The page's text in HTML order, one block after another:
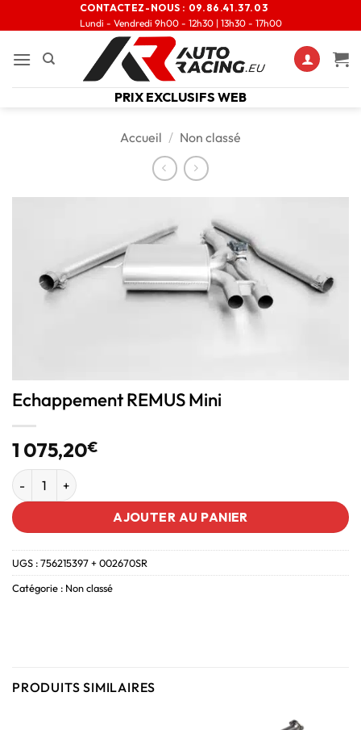
CONTACTEZ-NOUS : 09.86.41.37.03
Lundi - Vendredi 9h00 - 12h30 | 13h30 - 17h00
PRIX EXCLUSIFS WEB
Accueil / Non classé
Echappement REMUS Mini
1 075,20€
AJOUTER AU PANIER
UGS :756215397 + 002670SR
Catégorie : Non classé
PRODUITS SIMILAIRES